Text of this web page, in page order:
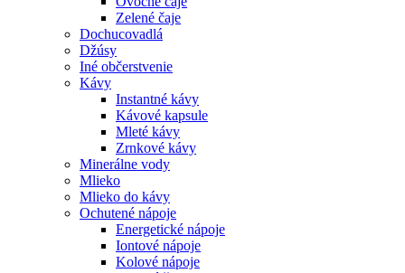
Zelené čaje
Dochucovadlá
Džúsy
Iné občerstvenie
Kávy
Instantné kávy
Kávové kapsule
Mleté kávy
Zrnkové kávy
Minerálne vody
Mlieko
Mlieko do kávy
Ochutené nápoje
Energetické nápoje
Iontové nápoje
Kolové nápoje